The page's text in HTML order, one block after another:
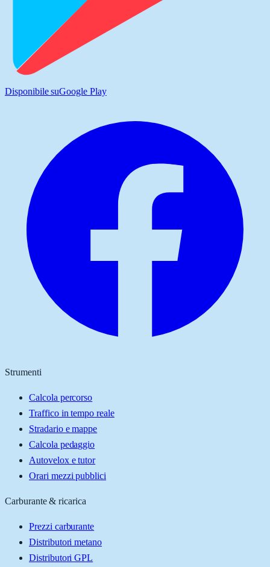
Disponibile suGoogle Play
Strumenti
Calcola percorso
Traffico in tempo reale
Stradario e mappe
Calcola pedaggio
Autovelox e tutor
Orari mezzi pubblici
Carburante & ricarica
Prezzi carburante
Distributori metano
Distributori GPL